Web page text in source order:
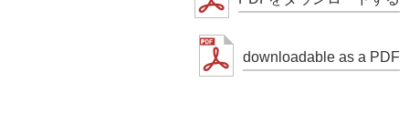
downloadable as a PDF